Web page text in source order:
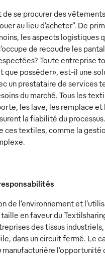
de se procurer des
au lieu d’acheter”. De
les aspects logistiques
de recoudre les
Toute entreprise
posséder», est-il une
un prestataire de services
du marché. Tous les
les lave, les remplace
la fiabilité du
ces textiles, comme la
de l’environnement et
en faveur du
des tissus
dans un circuit fermé. Le